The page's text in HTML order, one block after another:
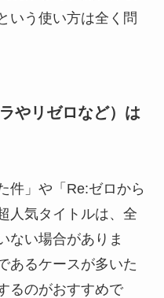
いう使い方は全く問
やリゼロなど）は
件」や「Re:ゼロから
人気タイトルは、全
ない場合がありま
あるケースが多いた
るのがおすすめで